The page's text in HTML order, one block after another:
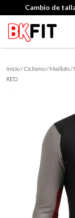
Cambio de
Inicio/ Ciclismo/ Maillots/
RED